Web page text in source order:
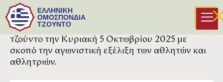
ΕΛΛΗΝΙΚΗ
ΟΜΟΣΠΟΝΔΙΑ
ΤΖΟΥΝΤΟ
Ο Αθλητικός Σύλλογος Α.Ο.Ν. Αργυρούπολης -
Ελληνικό, σε συνεργασία με την Ελληνική
Ομοσπονδία Τζούντο, διοργανώνει τουρνουά
τζούντο την Κυριακή 5 Οκτωβρίου 2025 με
σκοπό την αγωνιστική εξέλιξη των αθλητών και
αθλητριών.